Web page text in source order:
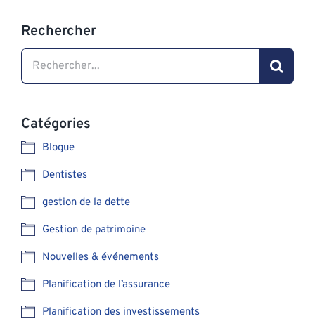
Rechercher
Search
for:
Catégories
Blogue
Dentistes
gestion de la dette
Gestion de patrimoine
Nouvelles & événements
Planification de l’assurance
Planification des investissements